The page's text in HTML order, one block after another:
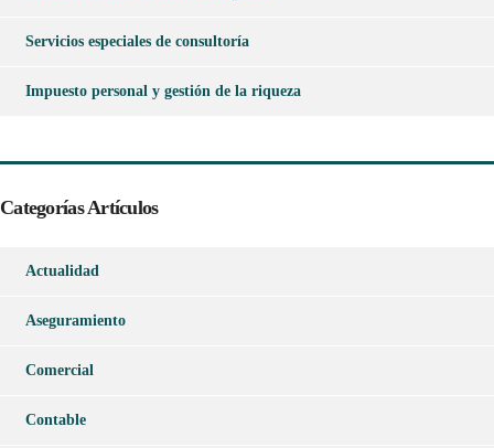
Servicios especiales de consultoría
Impuesto personal y gestión de la riqueza
Categorías Artículos
Actualidad
Aseguramiento
Comercial
Contable